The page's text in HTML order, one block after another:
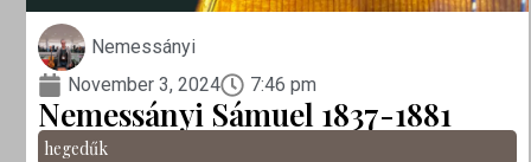
Nemessányi
November 3, 2024
7:46 pm
Nemessányi Sámuel 1837-1881
hegedűk